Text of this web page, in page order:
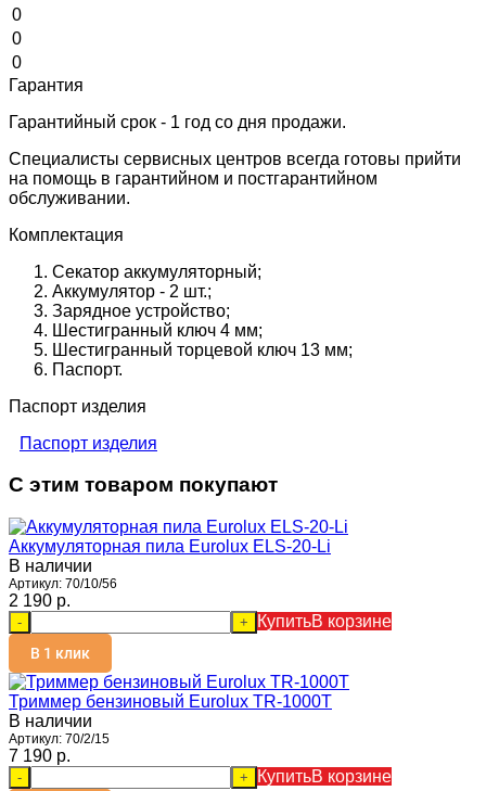
0
0
0
Гарантия
Гарантийный срок - 1 год со дня продажи.
Специалисты сервисных центров всегда готовы прийти
на помощь в гарантийном и постгарантийном
обслуживании.
Комплектация
Секатор аккумуляторный;
Аккумулятор - 2 шт.;
Зарядное устройство;
Шестигранный ключ 4 мм;
Шестигранный торцевой ключ 13 мм;
Паспорт.
Паспорт изделия
Паспорт изделия
С этим товаром покупают
Аккумуляторная пила Eurolux ELS-20-Li
В наличии
Артикул: 70/10/56
2 190 p.
- + КупитьВ корзине
В 1 клик
Триммер бензиновый Eurolux TR-1000T
В наличии
Артикул: 70/2/15
7 190 p.
- + КупитьВ корзине